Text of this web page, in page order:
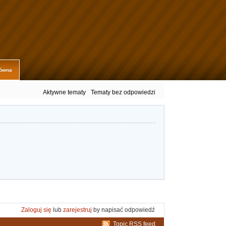
Aktywne tematy Tematy bez odpowiedzi
Zaloguj się lub zarejestruj by napisać odpowiedź
Topic RSS feed